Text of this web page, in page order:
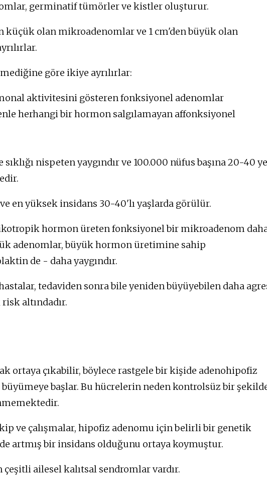
germinatif tümörler ve kistler oluşturur.
küçük olan mikroadenomlar ve 1 cm'den büyük olan
göre ikiye ayrılırlar:
aktivitesini gösteren fonksiyonel adenomlar
herhangi bir hormon salgılamayan affonksiyonel
nispeten yaygındır ve 100.000 nüfus başına 20-40
en yüksek insidans 30-40'lı yaşlarda görülür.
hormon üreten fonksiyonel bir mikroadenom
adenomlar, büyük hormon üretimine sahip
de - daha yaygındır.
tedaviden sonra bile yeniden büyüyebilen daha
altındadır.
ortaya çıkabilir, böylece rastgele bir kişide adenohipofiz
başlar. Bu hücrelerin neden kontrolsüz bir
ve çalışmalar, hipofiz adenomu için belirli bir genetik
artmış bir insidans olduğunu ortaya koymuştur.
ailesel kalıtsal sendromlar vardır.